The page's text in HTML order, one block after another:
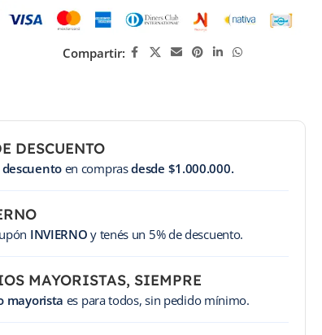
Compartir:
DESCUENTO
descuentoen comprasdesde $1.000.000.
INVIERNO y tenés un 5% de descuento.
MAYORISTAS, SIEMPRE
mayorista es para todos, sin pedido mínimo.